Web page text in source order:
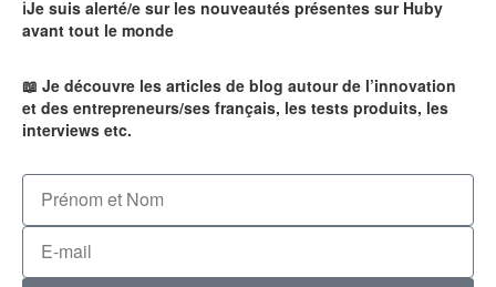
ℹ️Je suis alerté/e sur les nouveautés présentes sur Huby
avant tout le monde
📖 Je découvre les articles de blog autour de l’innovation
et des entrepreneurs/ses français, les tests produits, les
interviews etc.